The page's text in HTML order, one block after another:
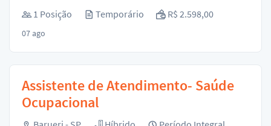
1 Posição
Temporário R$ 2.598,00
07 ago
Assistente de Atendimento- Saúde
Ocupacional